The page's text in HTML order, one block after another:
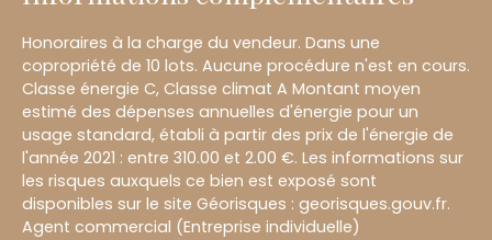
Honoraires à la charge du vendeur. Dans une
copropriété de 10 lots. Aucune procédure n'est en cours.
Classe énergie C, Classe climat A Montant moyen
estimé des dépenses annuelles d'énergie pour un
usage standard, établi à partir des prix de l'énergie de
l'année 2021 : entre 310.00 et 2.00 €. Les informations sur
les risques auxquels ce bien est exposé sont
disponibles sur le site Géorisques : georisques.gouv.fr.
Agent commercial (Entreprise individuelle)